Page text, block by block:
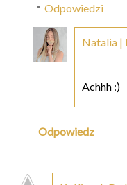
Odpowiedzi
Natalia |
Achhh :)
Odpowiedz